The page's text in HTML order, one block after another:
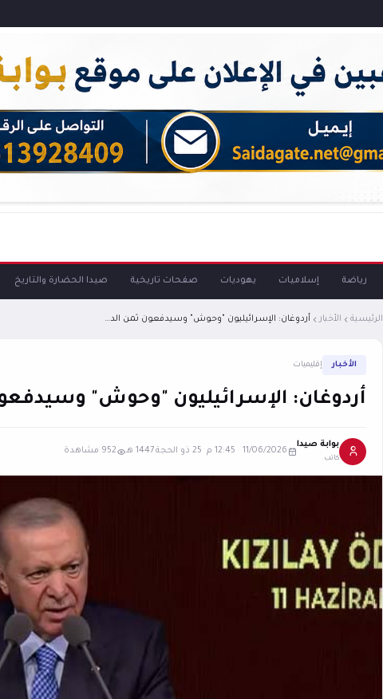
رياضة إسلاميات يهوديات صفحات تاريخية صيدا الحضارة والتاريخ
الرئيسية الأخبار أردوغان: الإسرائيليون "وحوش" وسيدفعون ثمن الدماء التي أراقوها
الأخبار إقليميات
أردوغان: الإسرائيليون "وحوش"
بوابة صيدا
كاتب
11/06/2026 12:45 م 25 ذو الحجة 1447 هـ 952 مشاهدة